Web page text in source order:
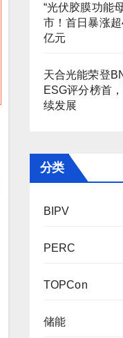
“光伏胶膜功能
市！首日暴涨
亿元
天合光能荣登
ESG评分榜首
续发展
分类
BIPV
PERC
TOPCon
储能